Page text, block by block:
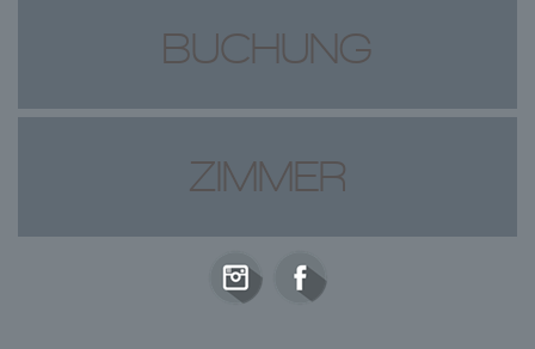
BUCHUNG
ZIMMER